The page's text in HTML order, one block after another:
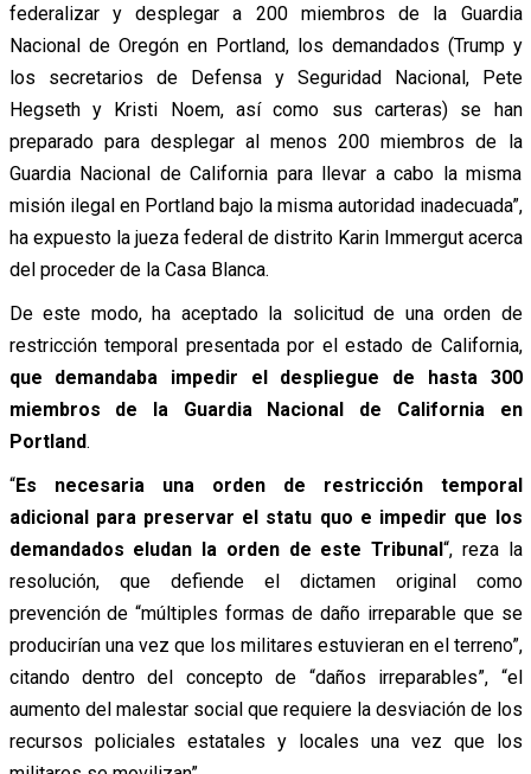
federalizar y desplegar a 200 miembros de la Guardia
Nacional de Oregón en Portland, los demandados (Trump y
los secretarios de Defensa y Seguridad Nacional, Pete
Hegseth y Kristi Noem, así como sus carteras) se han
preparado para desplegar al menos 200 miembros de la
Guardia Nacional de California para llevar a cabo la misma
misión ilegal en Portland bajo la misma autoridad inadecuada”,
ha expuesto la jueza federal de distrito Karin Immergut acerca
del proceder de la Casa Blanca.
De este modo, ha aceptado la solicitud de una orden de
restricción temporal presentada por el estado de California,
que demandaba impedir el despliegue de hasta 300
miembros de la Guardia Nacional de California en
Portland.
“Es necesaria una orden de restricción temporal
adicional para preservar el statu quo e impedir que los
demandados eludan la orden de este Tribunal“, reza la
resolución, que defiende el dictamen original como
prevención de “múltiples formas de daño irreparable que se
producirían una vez que los militares estuvieran en el terreno”,
citando dentro del concepto de “daños irreparables”, “el
aumento del malestar social que requiere la desviación de los
recursos policiales estatales y locales una vez que los